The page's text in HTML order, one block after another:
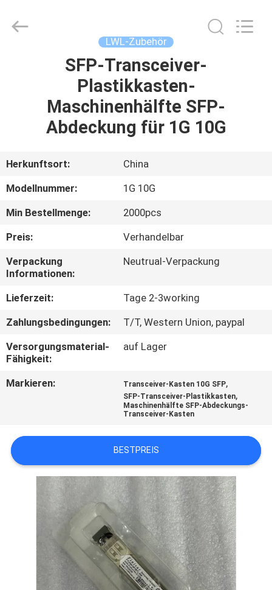
PRODUKTE
UNS
AUSFLUG
QUALITÄTSKONTROLLE
TRETEN
SIE
MIT
UNS
IN
NACHRICHTEN
FORDERN
SIE EIN
ZITAT
SITEMAP
LWL-Zubehör
SFP-Transceiver-
Plastikkasten-
Maschinenhälfte SFP-
Abdeckung für 1G 10G
Herkunftsort:
China
Modellnummer:
1G 10G
Min Bestellmenge:
2000pcs
Preis:
Verhandelbar
Verpackung
Informationen:
Neutrual-Verpackung
Lieferzeit:
Tage 2-3working
Zahlungsbedingungen:
T/T, Western Union, paypal
Versorgungsmaterial-
Fähigkeit:
auf Lager
Markieren: Transceiver-Kasten 10G SFP,
SFP-Transceiver-Plastikkasten,
Maschinenhälfte SFP-Abdeckungs-
Transceiver-Kasten
BESTPREIS